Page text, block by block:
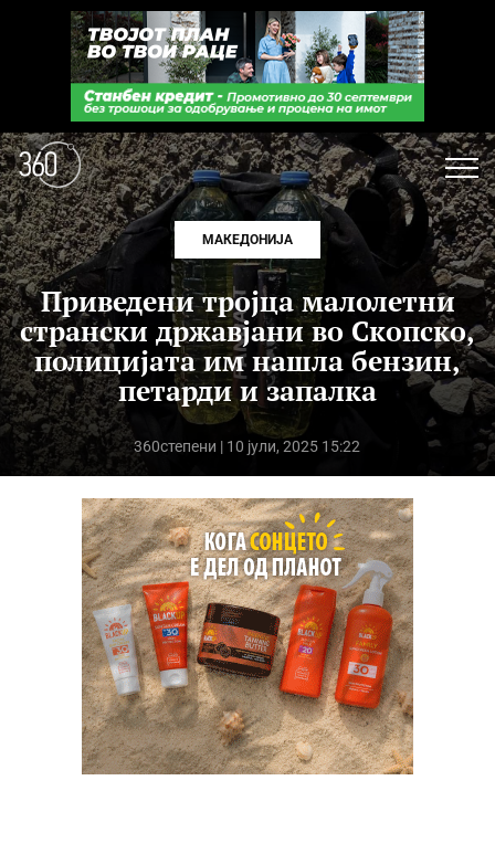
МАКЕДОНИЈА
Приведени тројца малолетни
странски државјани во Скопско,
полицијата им нашла бензин,
петарди и запалка
360степени | 10 јули, 2025 15:22